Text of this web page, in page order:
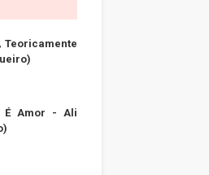
Teoricamente
É Amor - Ali